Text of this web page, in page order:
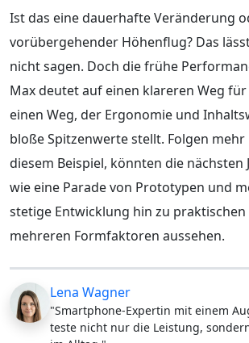
Ist das eine dauerhafte Veränderung
vorübergehender Höhenflug? Das
nicht sagen. Doch die frühe
Max deutet auf einen klareren Weg
einen Weg, der Ergonomie und
bloße Spitzenwerte stellt. Folgen
diesem Beispiel, könnten die nächsten
wie eine Parade von Prototypen und
stetige Entwicklung hin zu
mehreren Formfaktoren aussehen.
Lena Wagner
"Smartphone-Expertin mit einem
teste nicht nur die Leistung,